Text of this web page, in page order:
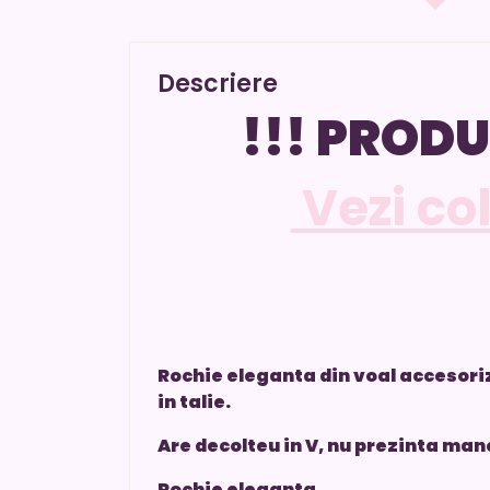
Descriere
!!!
Vezi
Rochie eleganta din voal
in talie.
Are decolteu in V, nu prezinta